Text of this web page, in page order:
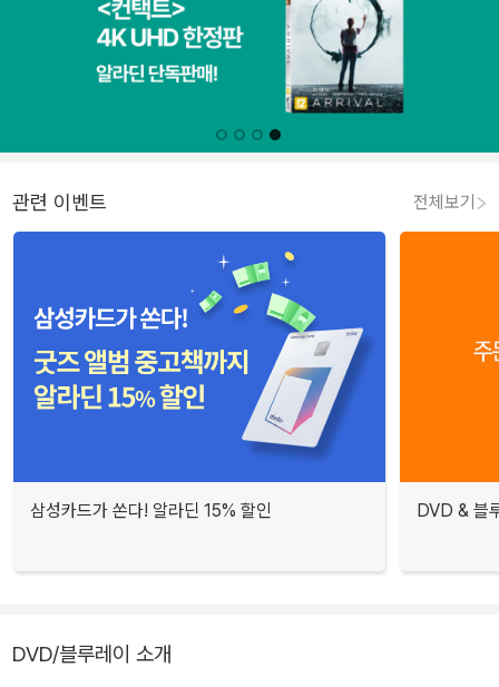
관련 이벤트 전체보기
삼성카드가 쏜다! 알라딘 15% 할인 DVD & 블
DVD/블루레이 소개